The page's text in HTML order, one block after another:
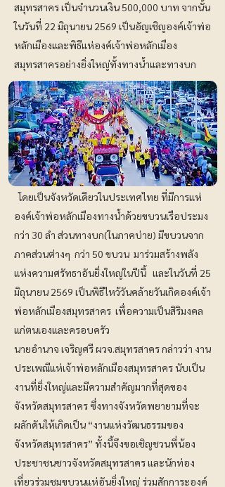
สมุทรสาคร เป็นจำนวนเงิน 500,000 บาท จากนั้น
ในวันที่ 22 มิถุนายน 2569 เป็นอัญเชิญองค์เจ้าพ่อ
หลักเมืองและพิธีแห่องค์เจ้าพ่อหลักเมือง
สมุทรสาครอย่างยิ่งใหญ่ทั้งทางน้ำและทางบก
โดยเป็นจังหวัดเดียวในประเทศไทย ที่มีการแห่
องค์เจ้าพ่อหลักเมืองทางน้ำด้วยขบวนเรือประมง
กว่า 30 ลำ ส่วนทางบก(ในภาคบ่าย) มีขบวนจาก
ภาคส่วนต่างๆ กว่า 50 ขบวน มาร่วมสร้างพลัง
แห่งความศรัทธาอันยิ่งใหญ่ในปีนี้ และในวันที่ 25
มิถุนายน 2569 เป็นพิธีไหว้วันคล้ายวันเกิดองค์เจ้า
พ่อหลักเมืองสมุทรสาคร เพื่อความเป็นสิริมงคล
แก่ตนเองและครอบครัว
นายอำนาจ เจริญศรี ผวจ.สมุทรสาคร กล่าวว่า งาน
ประเพณีแห่เจ้าพ่อหลักเมืองสมุทรสาคร นับเป็น
งานที่ยิ่งใหญ่และมีความสำคัญมากที่สุดของ
จังหวัดสมุทรสาคร ซึ่งทางจังหวัดพยายามที่จะ
ผลักดันให้เกิดเป็น “งานแห่งวัฒนธรรมของ
จังหวัดสมุทรสาคร” ทั้งนี้จึงขอเชิญชวนพี่น้อง
ประชาชนชาวจังหวัดสมุทรสาคร และนักท่อง
เที่ยวร่วมชมขบวนแห่อันยิ่งใหญ่ ร่วมสักการะองค์